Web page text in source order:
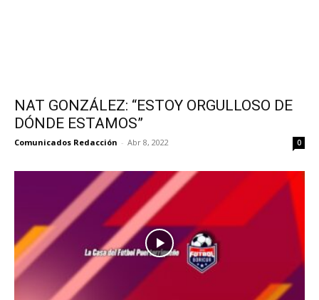
NAT GONZÁLEZ: “ESTOY ORGULLOSO DE
DÓNDE ESTAMOS”
Comunicados Redacción - Abr 8, 2022 0